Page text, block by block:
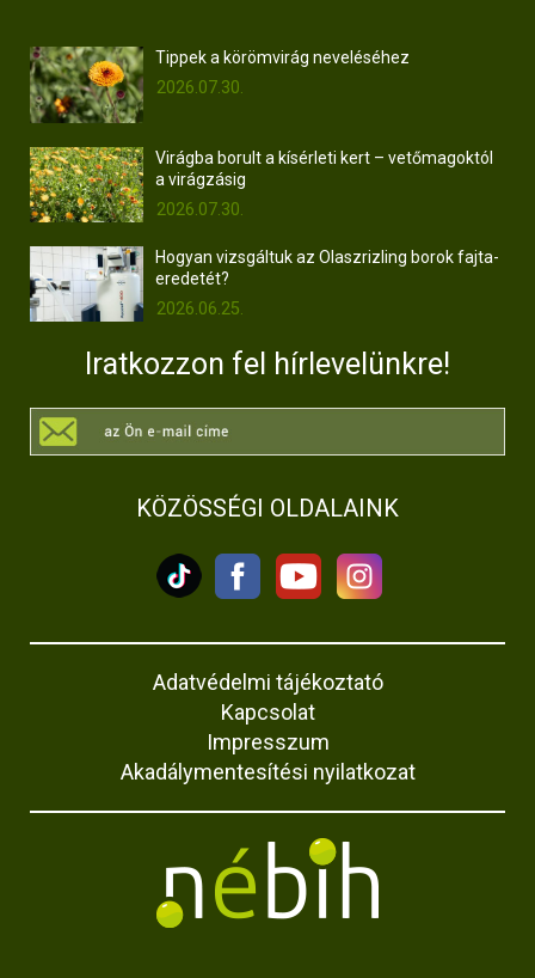
Tippek a körömvirág neveléséhez
2026.07.30.
Virágba borult a kísérleti kert – vetőmagoktól
a virágzásig
2026.07.30.
Hogyan vizsgáltuk az Olaszrizling borok fajta-
eredetét?
2026.06.25.
Iratkozzon fel hírlevelünkre!
KÖZÖSSÉGI OLDALAINK
Adatvédelmi tájékoztató
Kapcsolat
Impresszum
Akadálymentesítési nyilatkozat